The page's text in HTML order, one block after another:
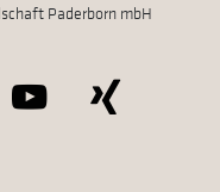
Paderborn mbH